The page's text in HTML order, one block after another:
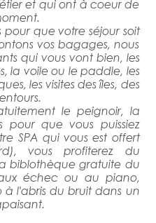
et qui ont à coeur de
pour que votre séjour soit
vos bagages, nous
qui vous vont bien, les
la voile ou le paddle, les
les visites des îles, des
le peignoir, la
pour que vous puissiez
SPA qui vous est offert
vous profiterez du
biblothèque gratuite du
échec ou au piano,
à l'abris du bruit dans un